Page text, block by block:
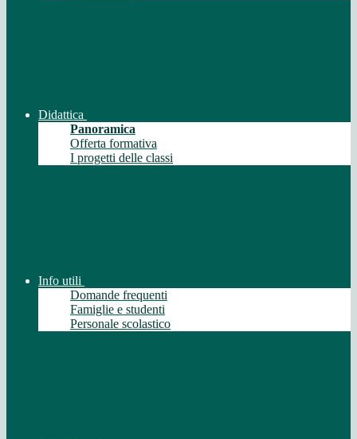
Didattica
Panoramica
Offerta formativa
I progetti delle classi
Info utili
Domande frequenti
Famiglie e studenti
Personale scolastico